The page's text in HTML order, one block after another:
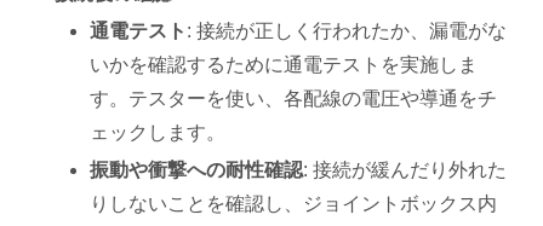
通電テスト : 接続が正しく行われたか、漏電がな
いかを確認するために通電テストを実施しま
す。テスターを使い、各配線の電圧や導通をチ
ェックします。
振動や衝撃への耐性確認: 接続が緩んだり外れた
りしないことを確認し、ジョイントボックス内